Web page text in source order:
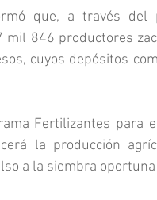
que, a través del
mil 846 productores
cuyos depósitos
Fertilizantes para
la producción
a la siembra